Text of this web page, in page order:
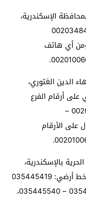
الإسكندرية،
خط أرضي: 002034848149
– 002034876091، ومن أي هاتف
بهاء الدين الغتوري،
أرقام الفرع
التالية: 002034205460 -002034205461 –
على الأرقام
الحرية بالإسكندرية،
وهذه أرقام الفرع للتواصل معه من أي خط أرضي: 035445419
-035445841 -035445093 -035446433 – 035445540،